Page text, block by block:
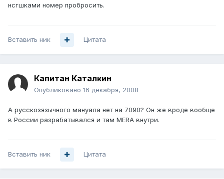
нсгшками номер пробросить.
Вставить ник Цитата
Капитан Каталкин
Опубликовано 16 декабря, 2008
А русскозязычного мануала нет на 7090? Он же вроде вообще
в России разрабатывался и там MERA внутри.
Вставить ник Цитата